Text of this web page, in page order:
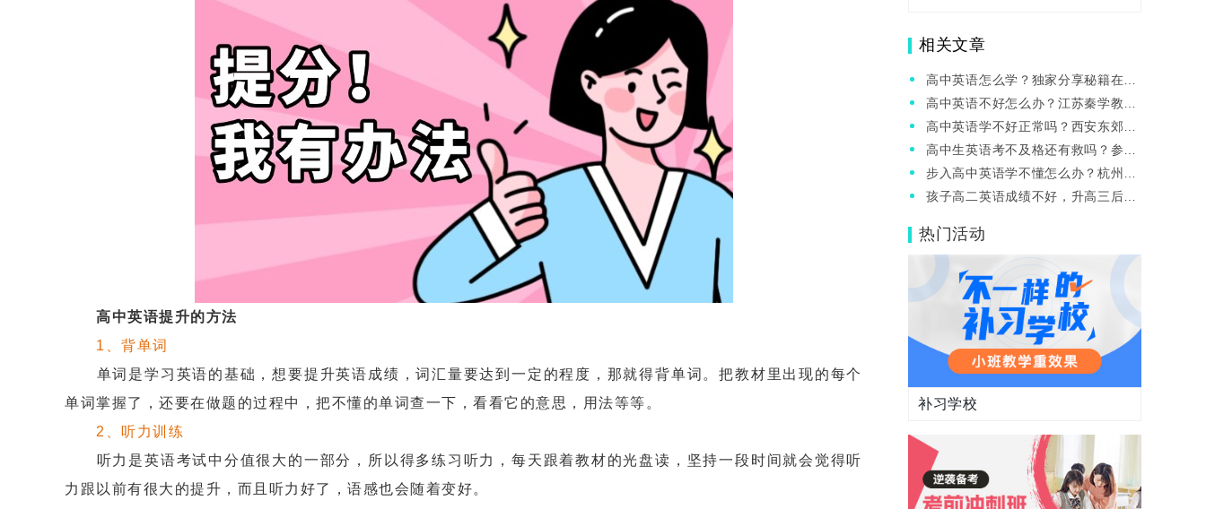
高中英语提升的方法
1、背单词
单词是学习英语的基础，想要提升英语成绩，词汇量要达到一定的程度，那就得背单词。把教材里出现的每个
单词掌握了，还要在做题的过程中，把不懂的单词查一下，看看它的意思，用法等等。
2、听力训练
听力是英语考试中分值很大的一部分，所以得多练习听力，每天跟着教材的光盘读，坚持一段时间就会觉得听
力跟以前有很大的提升，而且听力好了，语感也会随着变好。
相关文章
高中英语怎么学？独家分享秘籍在这
里
高中英语不好怎么办？江苏秦学教育
一对一有帮助吗？
高中英语学不好正常吗？西安东郊哪
家英语一对一的效果好？
高中生英语考不及格还有救吗？参加
伊顿教育的英语一对一有用吗？
步入高中英语学不懂怎么办？杭州秦
学教育的一对一效果好不好？
孩子高二英语成绩不好，升高三后的
学好？
热门活动
补习学校